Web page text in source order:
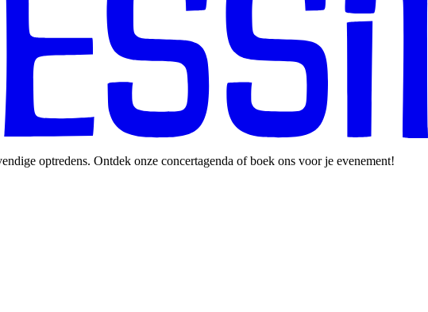
optredens. Ontdek onze concertagenda of boek ons voor je evenement!